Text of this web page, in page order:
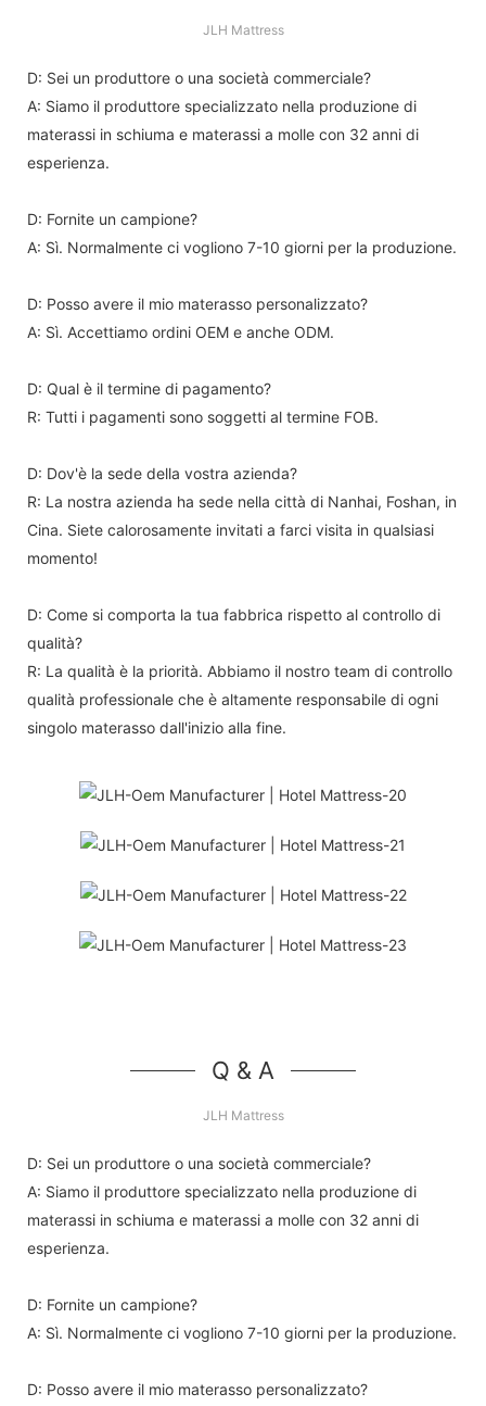
JLH Mattress
D: Sei un produttore o una società commerciale?
A: Siamo il produttore specializzato nella produzione di
materassi in schiuma e materassi a molle con 32 anni di
esperienza.
D: Fornite un campione?
A: Sì. Normalmente ci vogliono 7-10 giorni per la produzione.
D: Posso avere il mio materasso personalizzato?
A: Sì. Accettiamo ordini OEM e anche ODM.
D: Qual è il termine di pagamento?
R: Tutti i pagamenti sono soggetti al termine FOB.
D: Dov'è la sede della vostra azienda?
R: La nostra azienda ha sede nella città di Nanhai, Foshan, in
Cina. Siete calorosamente invitati a farci visita in qualsiasi
momento!
D: Come si comporta la tua fabbrica rispetto al controllo di
qualità?
R: La qualità è la priorità. Abbiamo il nostro team di controllo
qualità professionale che è altamente responsabile di ogni
singolo materasso dall'inizio alla fine.
Q & A
JLH Mattress
D: Sei un produttore o una società commerciale?
A: Siamo il produttore specializzato nella produzione di
materassi in schiuma e materassi a molle con 32 anni di
esperienza.
D: Fornite un campione?
A: Sì. Normalmente ci vogliono 7-10 giorni per la produzione.
D: Posso avere il mio materasso personalizzato?